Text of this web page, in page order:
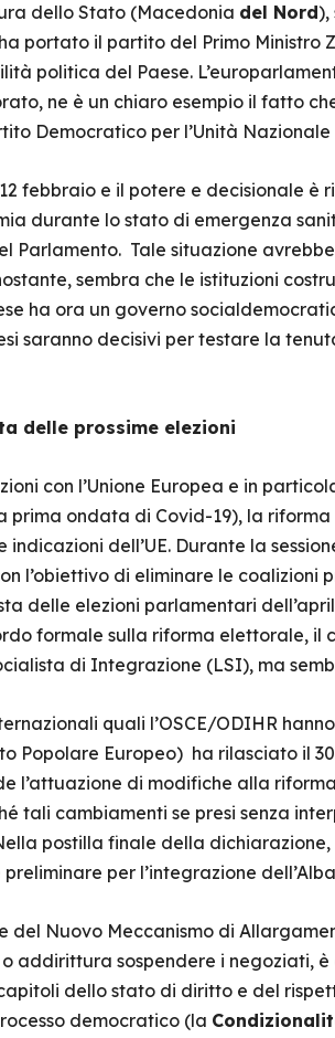
dello Stato (Macedonia del Nord),
portato il partito del Primo Ministro
politica del Paese.
ne è un chiaro esempio il fatto
Democratico per l’Unità
febbraio e il potere e decisionale è
durante lo stato di emergenza
Parlamento. Tale situazione
sembra che le istituzioni
ha ora un governo
saranno decisivi per testare la
delle prossime elezioni
con l’Unione Europea e in
prima ondata di Covid-19), la
dell’UE. Durante la
l’obiettivo di eliminare le
delle elezioni parlamentari
formale sulla riforma elettorale, il
di Integrazione (LSI), ma
quali l’OSCE/ODIHR
Popolare Europeo) ha rilasciato il
l’attuazione di modifiche alla
tali cambiamenti se presi senza
postilla finale della
per l’integrazione
del Nuovo Meccanismo di
addirittura sospendere i negoziati,
dello stato di diritto e del
democratico (la